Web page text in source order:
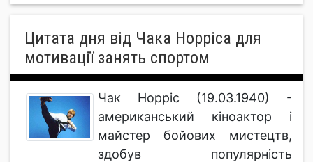
Цитата дня від Чака Норріса для
мотивації занять спортом
Чак Норріс (19.03.1940) -
американський кіноактор і
майстер бойових мистецтв,
здобув популярність